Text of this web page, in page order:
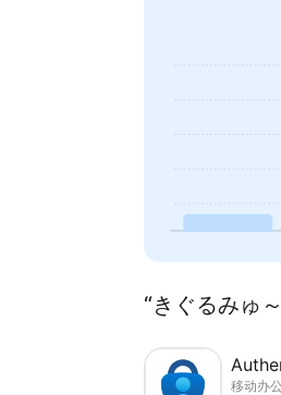
“きぐるみゅ
移动办公